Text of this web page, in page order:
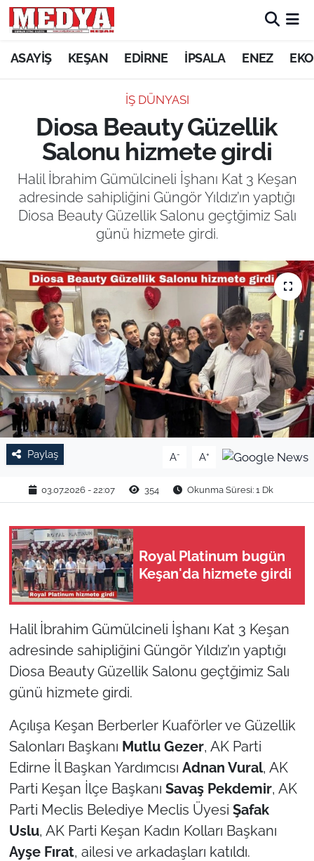
ASAYİŞ KEŞAN EDİRNE İPSALA ENEZ
İŞ DÜNYASI
Diosa Beauty Güzellik
Salonu hizmete girdi
Halil İbrahim Gümülcineli İşhanı Kat 3 Keşan
adresinde sahipliğini Güngör Yıldız’ın yaptığı
Diosa Beauty Güzellik Salonu geçtğimiz Salı
günü hizmete girdi.
Paylaş A- A+
03.07.2026 - 22:07 354 Okunma Süresi: 1 Dk
Royal Platinum bugün
Keşan'da hizmete girdi
Halil İbrahim Gümülcineli İşhanı Kat 3 Keşan
adresinde sahipliğini Güngör Yıldız’ın yaptığı
Diosa Beauty Güzellik Salonu geçtğimiz Salı
günü hizmete girdi.
Açılışa Keşan Berberler Kuaförler ve Güzellik
Salonları Başkanı Mutlu Gezer, AK Parti
Edirne İl Başkan Yardımcısı Adnan Vural, AK
Parti Keşan İlçe Başkanı Savaş Pekdemir, AK
Parti Meclis Belediye Meclis Üyesi Şafak
Uslu, AK Parti Keşan Kadın Kolları Başkanı
Ayşe Fırat, ailesi ve arkadaşları katıldı.
KEŞAN
ASAYİŞ
SİYASET
GÜNDEM
SAĞLIK
EĞİTİM
TARIM VE HAYVANCILIK
KÜLTÜR SANAT
RESMİ İLAN
SPOR
TEKİRDAĞ
KIRKLARELİ
ÇANAKKALE
TÜRKİYE
Bölge
Güvenlik
Genel
Politika
Flaş Haber